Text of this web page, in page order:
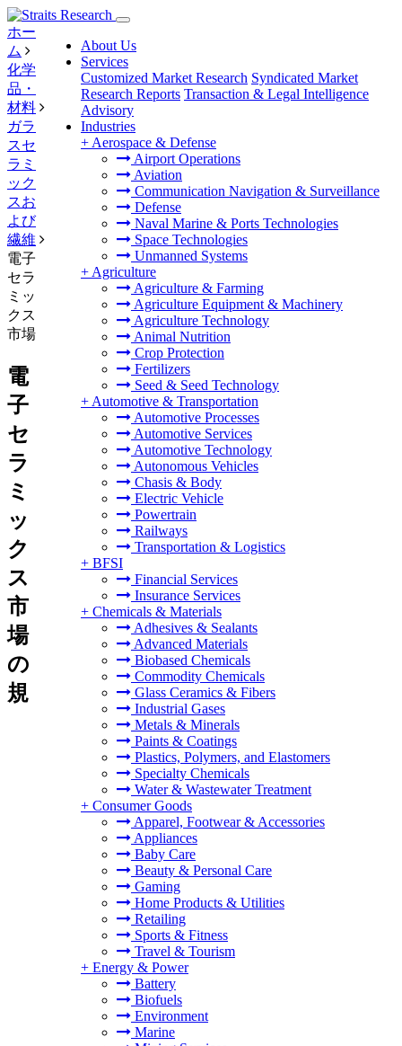
About Us
Services
Customized Market Research Syndicated Market
Research Reports Transaction & Legal Intelligence
Advisory
Industries
+ Aerospace & Defense
Airport Operations
Aviation
Communication Navigation & Surveillance
Defense
Naval Marine & Ports Technologies
Space Technologies
Unmanned Systems
+ Agriculture
Agriculture & Farming
Agriculture Equipment & Machinery
Agriculture Technology
Animal Nutrition
Crop Protection
Fertilizers
Seed & Seed Technology
+ Automotive & Transportation
Automotive Processes
Automotive Services
Automotive Technology
Autonomous Vehicles
Chasis & Body
Electric Vehicle
Powertrain
Railways
Transportation & Logistics
+ BFSI
Financial Services
Insurance Services
+ Chemicals & Materials
Adhesives & Sealants
Advanced Materials
Biobased Chemicals
Commodity Chemicals
Glass Ceramics & Fibers
Industrial Gases
Metals & Minerals
Paints & Coatings
Plastics, Polymers, and Elastomers
Specialty Chemicals
Water & Wastewater Treatment
+ Consumer Goods
Apparel, Footwear & Accessories
Appliances
Baby Care
Beauty & Personal Care
Gaming
Home Products & Utilities
Retailing
Sports & Fitness
Travel & Tourism
+ Energy & Power
Battery
Biofuels
Environment
Marine
ホー
ム
化学
品・
材料
ガラ
スセ
ラミ
ック
スお
よび
繊維
電子
セラ
ミッ
クス
市場
電
子
セ
ラ
ミ
ッ
ク
ス
市
場
の
規